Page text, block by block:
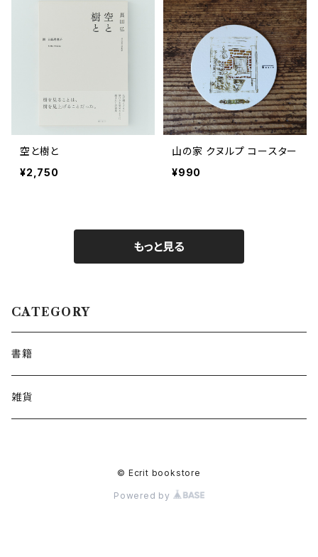
空と樹と
¥2,750
山の家 クヌルプ コースター
¥990
もっと見る
CATEGORY
書籍
雑貨
© Ecrit bookstore
Powered by